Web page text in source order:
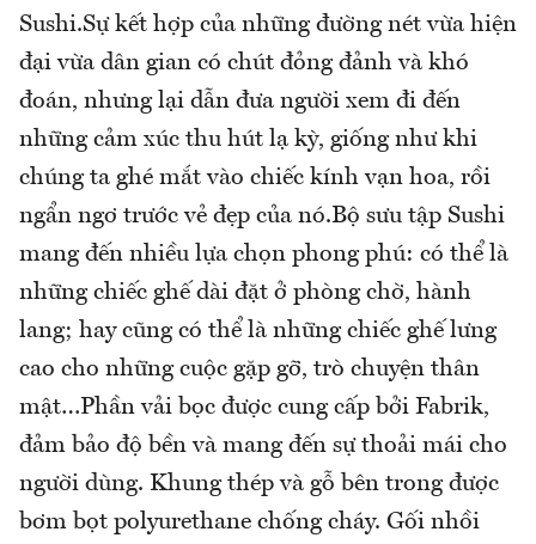
Sushi.Sự kết hợp của những đường nét vừa hiện
đại vừa dân gian có chút đỏng đảnh và khó
đoán, nhưng lại dẫn đưa người xem đi đến
những cảm xúc thu hút lạ kỳ, giống như khi
chúng ta ghé mắt vào chiếc kính vạn hoa, rồi
ngẩn ngơ trước vẻ đẹp của nó.Bộ sưu tập Sushi
mang đến nhiều lựa chọn phong phú: có thể là
những chiếc ghế dài đặt ở phòng chờ, hành
lang; hay cũng có thể là những chiếc ghế lưng
cao cho những cuộc gặp gỡ, trò chuyện thân
mật…Phần vải bọc được cung cấp bởi Fabrik,
đảm bảo độ bền và mang đến sự thoải mái cho
người dùng. Khung thép và gỗ bên trong được
bơm bọt polyurethane chống cháy. Gối nhồi